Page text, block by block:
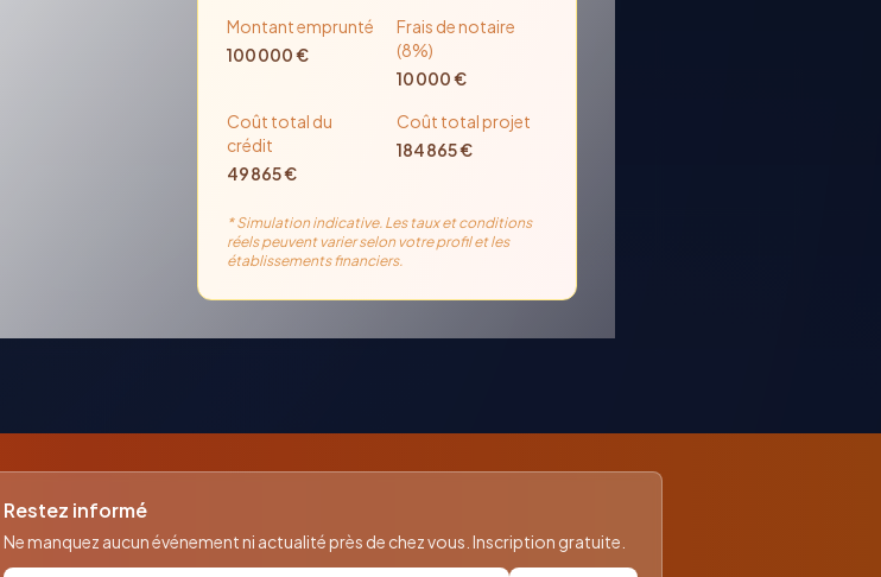
Montant emprunté
100 000€
Frais de notaire
(8%)
10 000€
Coût total du
crédit
49 865€
Coût total projet
184 865€
* Simulation indicative. Les taux et conditions
réels peuvent varier selon votre profil et les
établissements financiers.
Restez informé
Ne manquez aucun événement ni actualité près de chez vous. Inscription gratuite.